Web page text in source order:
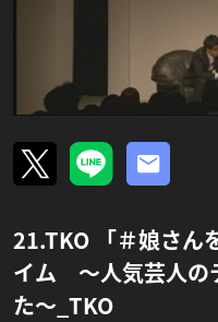
21.TKO 「＃娘さん
イム 〜人気芸人の
た〜_TKO